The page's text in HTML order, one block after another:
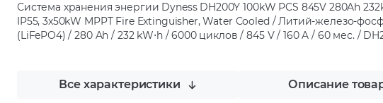
Система хранения энергии Dyness DH200Y 100kW PCS 845V 280Ah
IP55, 3x50kW MPPT Fire Extinguisher, Water Cooled / Литий-железо-
(LiFePO4) / 280 Ah / 232 kW⋅h / 6000 циклов / 845 V / 160 A / 60 мес. /
Все характеристики Описание